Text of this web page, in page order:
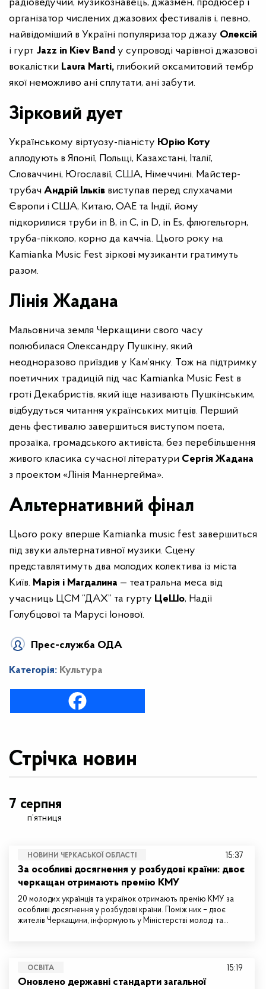
радіоведучий, музикознавець, джазмен, продюсер і
організатор числених джазових фестивалів і, певно,
найвідоміший в Україні популяризатор джазу Олексій
і гурт Jazz in Kiev Band у супроводі чарівної джазової
вокалістки Laura Marti, глибокий оксамитовий тембр
якої неможливо ані сплутати, ані забути.
Зірковий дует
Українському віртуозу-піаністу Юрію Коту
аплодують в Японії, Польщі, Казахстані, Італії,
Словаччині, Югославії, США, Німеччині. Майстер-
трубач Андрій Ільків виступав перед слухачами
Європи і США, Китаю, ОАЕ та Індії, йому
підкорилися труби in B, in C, in D, in Es, флюгельгорн,
труба-пікколо, корно да каччіа. Цього року на
Kamianka Music Fest зіркові музиканти гратимуть
разом.
Лінія Жадана
Мальовнича земля Черкащини свого часу
полюбилася Олександру Пушкіну, який
неодноразово приїздив у Кам’янку. Тож на підтримку
поетичних традицій під час Kamianka Music Fest в
гроті Декабристів, який іще називають Пушкінським,
відбудуться читання українських митців. Перший
день фестивалю завершиться виступом поета,
прозаїка, громадського активіста, без перебільшення
живого класика сучасної літератури Сергія Жадана
з проектом «Лінія Маннергейма».
Альтернативний фінал
Цього року вперше Kamianka music fest завершиться
під звуки альтернативної музики. Сцену
представлятимуть два молодих колектива із міста
Київ. Марія і Магдалина — театральна меса від
учасниць ЦСМ “ДАХ” та гурту ЦеШо, Надії
Голубцової та Марусі Іонової.
Прес-служба ОДА
Категорія: Культура
Стрічка новин
7 серпня
п’ятниця
НОВИНИ ЧЕРКАСЬКОЇ ОБЛАСТІ
За особливі досягнення у розбудові країни: двоє
черкащан отримають премію КМУ
20 молодих українців та українок отримають премію КМУ за
особливі досягнення у розбудові країни. Поміж них – двоє
жителів Черкащини, інформують у Міністерстві молоді та…
15:37
ОСВІТА
Оновлено державні стандарти загальної
15:19